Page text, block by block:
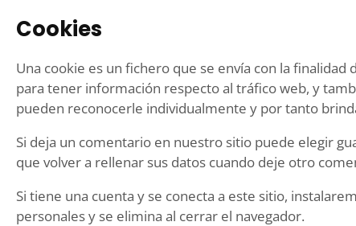
Cookies
Una cookie es un fichero que se envía con la
para tener información respecto al tráfico web, y
pueden reconocerle individualmente y por tanto
Si deja un comentario en nuestro sitio puede elegir
que volver a rellenar sus datos cuando deje otro
Si tiene una cuenta y se conecta a este sitio,
personales y se elimina al cerrar el navegador.